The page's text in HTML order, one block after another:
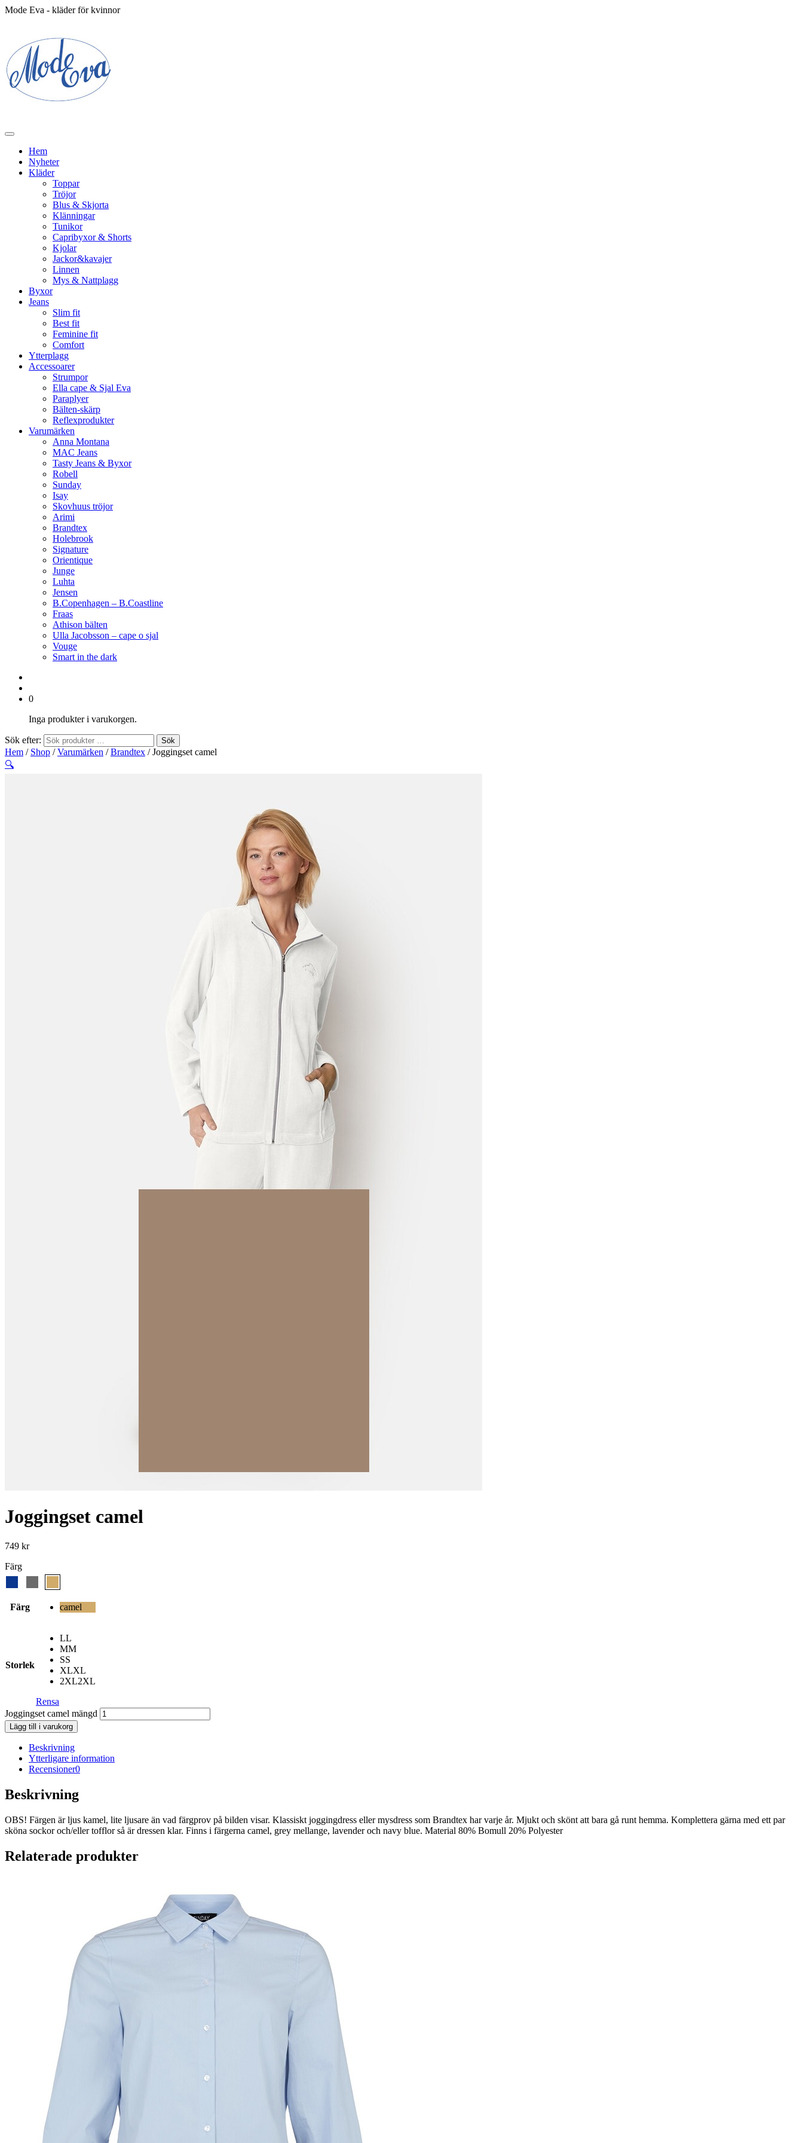
Mode Eva - kläder för kvinnor
Hem
Nyheter
Kläder
Toppar
Tröjor
Blus & Skjorta
Klänningar
Tunikor
Capribyxor & Shorts
Kjolar
Jackor&kavajer
Linnen
Mys & Nattplagg
Byxor
Jeans
Slim fit
Best fit
Feminine fit
Comfort
Ytterplagg
Accessoarer
Strumpor
Ella cape & Sjal Eva
Paraplyer
Bälten-skärp
Reflexprodukter
Varumärken
Anna Montana
MAC Jeans
Tasty Jeans & Byxor
Robell
Sunday
Isay
Skovhuus tröjor
Arimi
Brandtex
Holebrook
Signature
Orientique
Junge
Luhta
Jensen
B.Copenhagen – B.Coastline
Fraas
Athison bälten
Ulla Jacobsson – cape o sjal
Vouge
Smart in the dark
0
Inga produkter i varukorgen.
Sök efter: Sök
Hem / Shop /Varumärken /Brandtex / Joggingset camel
🔍
Joggingset camel
749 kr
Färg
Färg camel
Storlek
LL
MM
SS
XLXL
2XL2XL
Rensa
Joggingset camel mängd
Lägg till i varukorg
Beskrivning
Ytterligare information
Recensioner0
Beskrivning
OBS! Färgen är ljus kamel, lite ljusare än vad färgprov på bilden visar. Klassiskt joggingdress eller mysdress som Brandtex har varje år. Mjukt och skönt att bara gå runt hemma. Komplettera gärna med ett par
sköna sockor och/eller tofflor så är dressen klar. Finns i färgerna camel, grey mellange, lavender och navy blue. Material 80% Bomull 20% Polyester
Relaterade produkter